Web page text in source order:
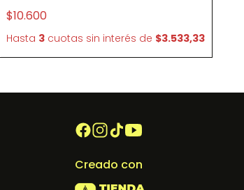
$10.600
Hasta 3 cuotas sin interés de $3.533,33
Creado con